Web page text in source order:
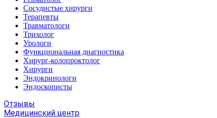
Сосудистые хирурги
Терапевты
Травматологи
Трихолог
Урологи
Функциональная диагностика
Хирург-колопроктолог
Хирурги
Эндокринологи
Эндоскописты
Отзывы
Медицинский центр